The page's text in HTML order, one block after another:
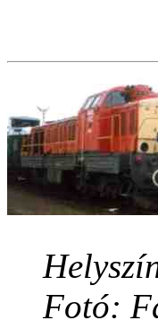
Fotó: